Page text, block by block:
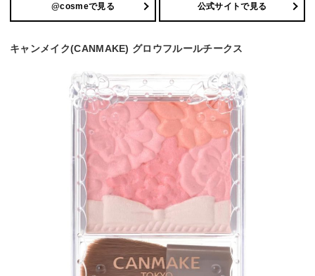
@cosmeで見る 公式サイトで見る
キャンメイク(CANMAKE) グロウフルールチークス